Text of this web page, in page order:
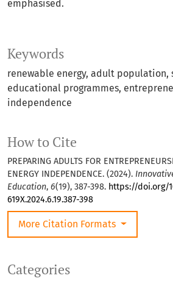
Keywords
renewable energy, adult population,
educational programmes,
independence
Categories
How to Cite
PREPARING ADULTS FOR
ENERGY INDEPENDENCE. (2024).
Education, 6(19), 387-398. https://doi.org/
619X.2024.6.19.387-398
More Citation Formats
emphasised.